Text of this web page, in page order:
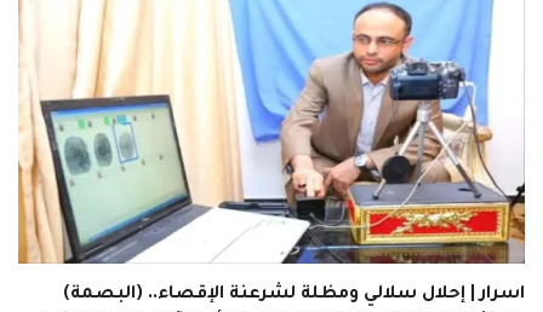
اسرار | إحلال سلالي ومظلة لشرعنة الإقصاء.. (البصمة)